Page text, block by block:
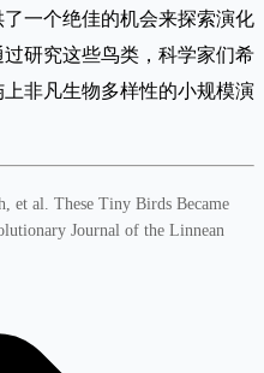
一个绝佳的机会来探索演化
研究这些鸟类，科学家们希
非凡生物多样性的小规模演
et al. These Tiny Birds Became
Journal of the Linnean